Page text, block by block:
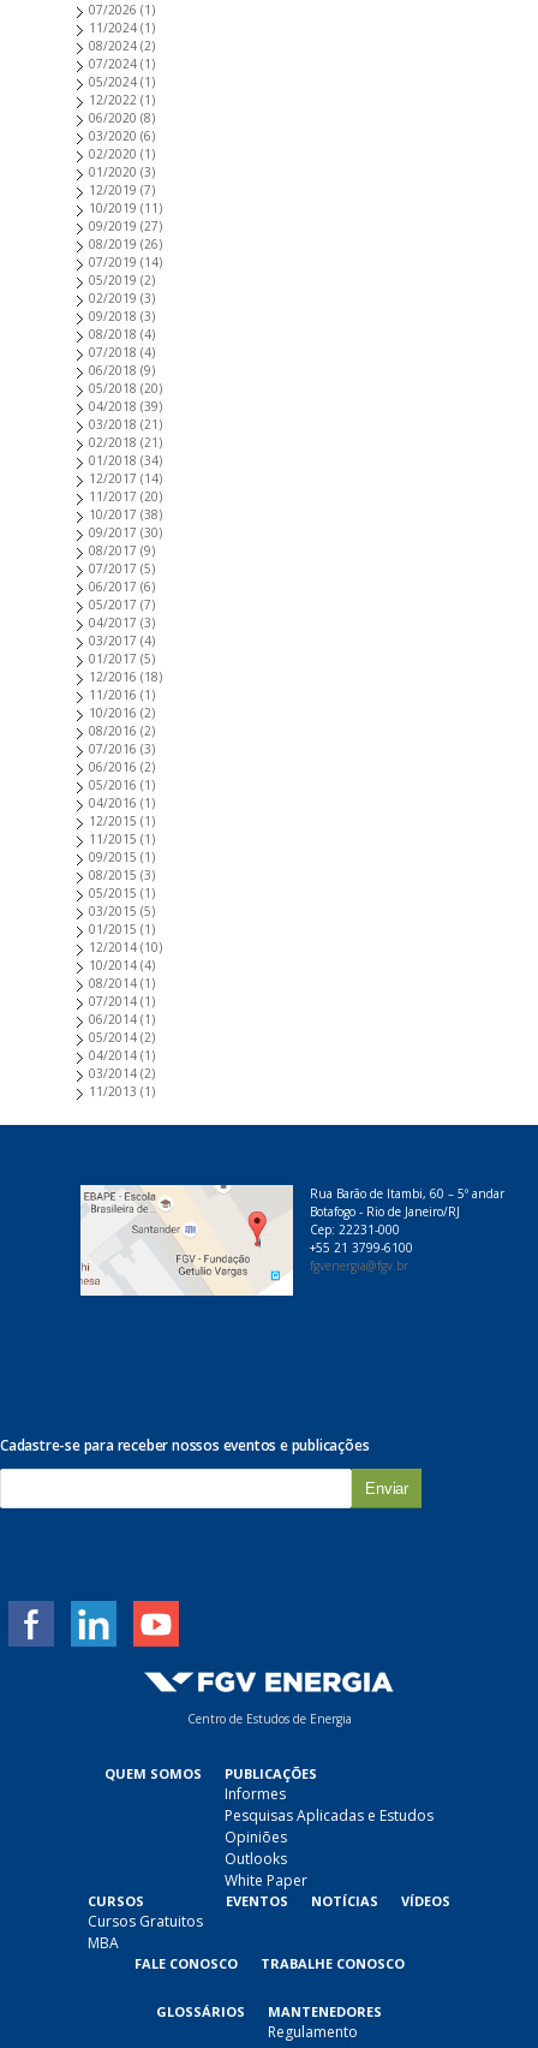
07/2026 (1)
11/2024 (1)
08/2024 (2)
07/2024 (1)
05/2024 (1)
12/2022 (1)
06/2020 (8)
03/2020 (6)
02/2020 (1)
01/2020 (3)
12/2019 (7)
10/2019 (11)
09/2019 (27)
08/2019 (26)
07/2019 (14)
05/2019 (2)
02/2019 (3)
09/2018 (3)
08/2018 (4)
07/2018 (4)
06/2018 (9)
05/2018 (20)
04/2018 (39)
03/2018 (21)
02/2018 (21)
01/2018 (34)
12/2017 (14)
11/2017 (20)
10/2017 (38)
09/2017 (30)
08/2017 (9)
07/2017 (5)
06/2017 (6)
05/2017 (7)
04/2017 (3)
03/2017 (4)
01/2017 (5)
12/2016 (18)
11/2016 (1)
10/2016 (2)
08/2016 (2)
07/2016 (3)
06/2016 (2)
05/2016 (1)
04/2016 (1)
12/2015 (1)
11/2015 (1)
09/2015 (1)
08/2015 (3)
05/2015 (1)
03/2015 (5)
01/2015 (1)
12/2014 (10)
10/2014 (4)
08/2014 (1)
07/2014 (1)
06/2014 (1)
05/2014 (2)
04/2014 (1)
03/2014 (2)
11/2013 (1)
Rua Barão de Itambi, 60 – 5º andar
Botafogo - Rio de Janeiro/RJ
Cep: 22231-000
+55 21 3799-6100
fgvenergia@fgv.br
Cadastre-se para receber nossos eventos e publicações
m
Centro de Estudos de Energia
QUEM SOMOS PUBLICAÇÕES
Informes
Pesquisas Aplicadas e Estudos
Opiniões
Outlooks
White Paper
CURSOS
Cursos Gratuitos
MBA
EVENTOS NOTÍCIAS VÍDEOS
FALE CONOSCO TRABALHE CONOSCO
GLOSSÁRIOS MANTENEDORES
Regulamento